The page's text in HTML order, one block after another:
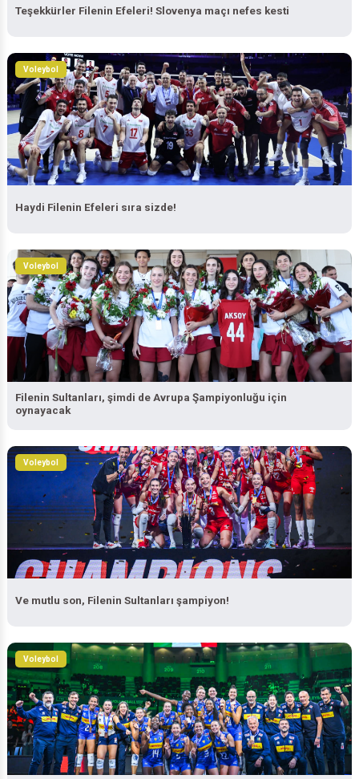
Teşekkürler Filenin Efeleri! Slovenya maçı nefes kesti
Voleybol
Haydi Filenin Efeleri sıra sizde!
Voleybol
Filenin Sultanları, şimdi de Avrupa Şampiyonluğu için
oynayacak
Voleybol
Ve mutlu son, Filenin Sultanları şampiyon!
Voleybol